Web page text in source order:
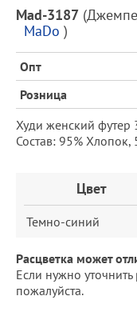
Описание
товара
и
цена
Mad-3187 (
MaDo )
Опт
Розница
Худи женский футер
Состав: 95% Хлопок,
Цвет
Темно-синий
Расцветка может
Если нужно уточнить
пожалуйста.